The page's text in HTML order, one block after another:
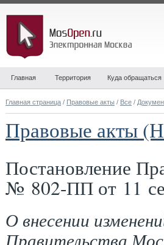
Главная Территория Куда обращаться
Главная страница / Правовые акты / Все /
Правовые акты
Постановление
№ 802-ПП от 11
О внесении
Правительства